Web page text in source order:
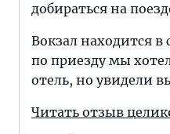
добираться на
Вокзал находится в
по приезду мы
отель, но увидели
Читать отзыв